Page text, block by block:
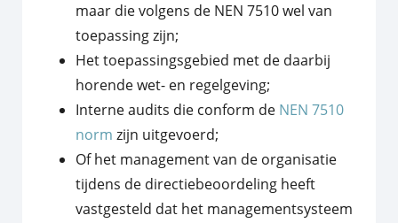
maar die volgens de NEN 7510 wel van
toepassing zijn;
Het toepassingsgebied met de daarbij
horende wet- en regelgeving;
Interne audits die conform de NEN 7510
norm zijn uitgevoerd;
Of het management van de organisatie
tijdens de directiebeoordeling heeft
vastgesteld dat het managementsysteem